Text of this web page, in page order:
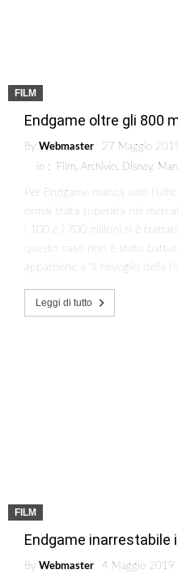
FILM
Endgame oltre gli 800
By Webmaster
27 Maggio
in :
Film, Archivio, Disney,
Per Endgame manca solo
ormai stata superata nel
i 100 e i 700 milioni si è
questo caso non è stato
appartiene a “Il risveglio della
Leggi di tutto
FILM
Endgame inarrestabile
By Webmaster
4 Maggio 2019